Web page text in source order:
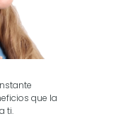
que la
ti.